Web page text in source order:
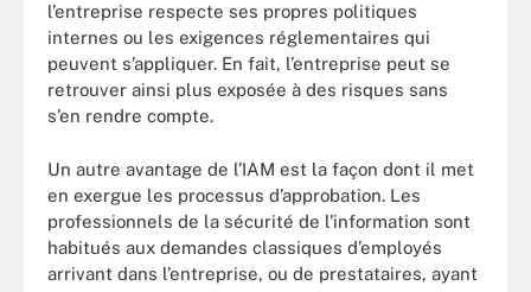
l’entreprise respecte ses propres politiques
internes ou les exigences réglementaires qui
peuvent s’appliquer. En fait, l’entreprise peut se
retrouver ainsi plus exposée à des risques sans
s’en rendre compte.
Un autre avantage de l’IAM est la façon dont il met
en exergue les processus d’approbation. Les
professionnels de la sécurité de l’information sont
habitués aux demandes classiques d’employés
arrivant dans l’entreprise, ou de prestataires, ayant